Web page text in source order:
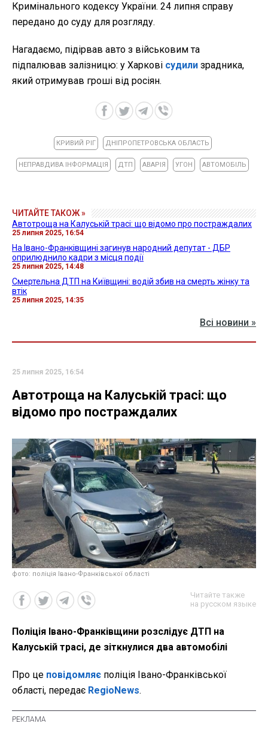
Кримінального кодексу України. 24 липня справу
передано до суду для розгляду.
Нагадаємо, підірвав авто з військовим та
підпалював залізницю: у Харкові судили зрадника,
який отримував гроші від росіян.
КРИВИЙ РІГ ДНІПРОПЕТРОВСЬКА ОБЛАСТЬ
НЕПРАВДИВА ІНФОРМАЦІЯ ДТП АВАРІЯ УГОН АВТОМОБІЛЬ
ЧИТАЙТЕ ТАКОЖ »
Автотроща на Калуській трасі: що відомо про постраждалих
25 липня 2025, 16:54
На Івано-Франківщині загинув народний депутат - ДБР
оприлюднило кадри з місця події
25 липня 2025, 14:48
Смертельна ДТП на Київщині: водій збив на смерть жінку та
втік
25 липня 2025, 14:35
Всі новини »
25 липня 2025, 16:54
Автотроща на Калуській трасі: що
відомо про постраждалих
фото: поліція Івано-Франківської області
Читайте также
на русском языке
Поліція Івано-Франківщини розслідує ДТП на
Калуській трасі, де зіткнулися два автомобілі
Про це повідомляє поліція Івано-Франківської
області, передає RegioNews.